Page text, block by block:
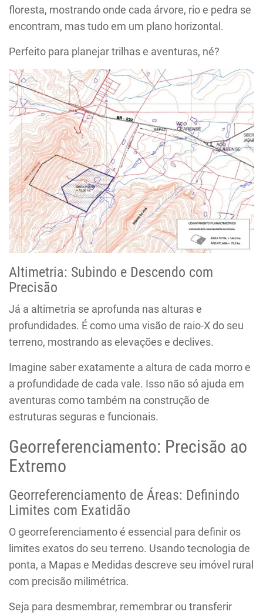
floresta, mostrando onde cada árvore, rio e pedra se
encontram, mas tudo em um plano horizontal.
Perfeito para planejar trilhas e aventuras, né?
Altimetria: Subindo e Descendo com
Precisão
Já a altimetria se aprofunda nas alturas e
profundidades. É como uma visão de raio-X do seu
terreno, mostrando as elevações e declives.
Imagine saber exatamente a altura de cada morro e
a profundidade de cada vale. Isso não só ajuda em
aventuras como também na construção de
estruturas seguras e funcionais.
Georreferenciamento: Precisão ao
Extremo
Georreferenciamento de Áreas: Definindo
Limites com Exatidão
O georreferenciamento é essencial para definir os
limites exatos do seu terreno. Usando tecnologia de
ponta, a Mapas e Medidas descreve seu imóvel rural
com precisão milimétrica.
Seja para desmembrar, remembrar ou transferir